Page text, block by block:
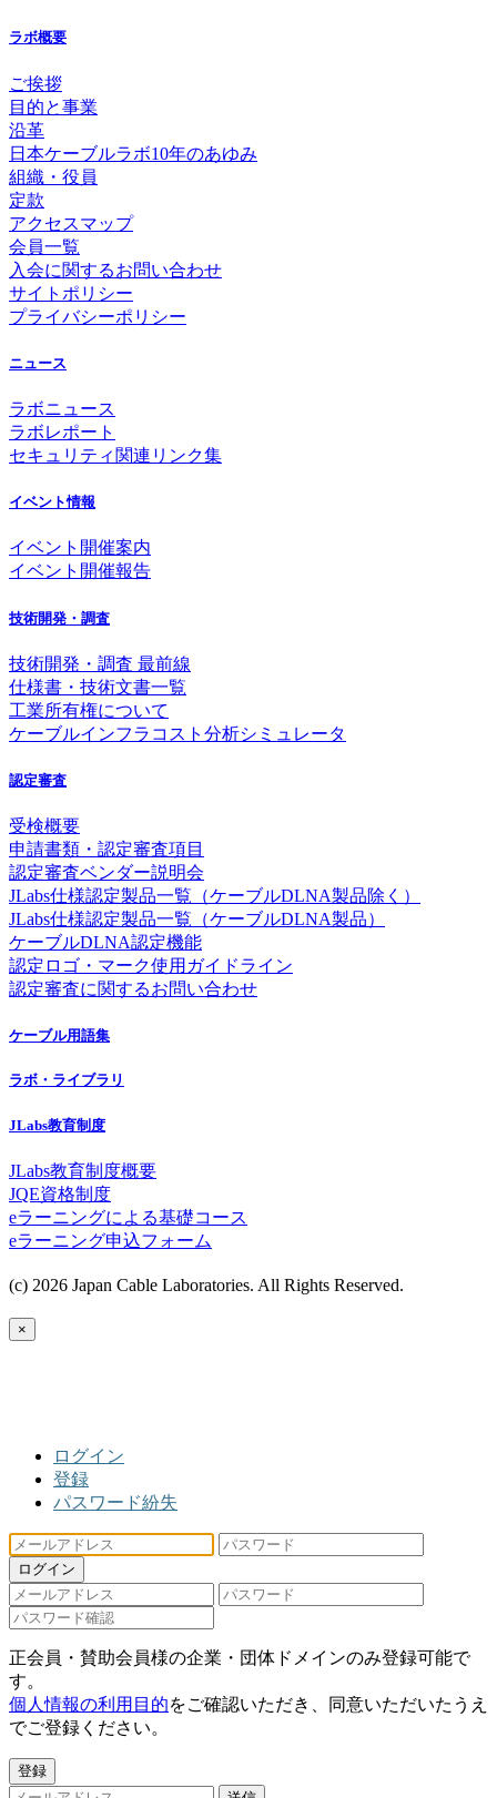
ラボ概要
ご挨拶
目的と事業
沿革
日本ケーブルラボ10年のあゆみ
組織・役員
定款
アクセスマップ
会員一覧
入会に関するお問い合わせ
サイトポリシー
プライバシーポリシー
ニュース
ラボニュース
ラボレポート
セキュリティ関連リンク集
イベント情報
イベント開催案内
イベント開催報告
技術開発・調査
技術開発・調査 最前線
仕様書・技術文書一覧
工業所有権について
ケーブルインフラコスト分析シミュレータ
認定審査
受検概要
申請書類・認定審査項目
認定審査ベンダー説明会
JLabs仕様認定製品一覧（ケーブルDLNA製品除く）
JLabs仕様認定製品一覧（ケーブルDLNA製品）
ケーブルDLNA認定機能
認定ロゴ・マーク使用ガイドライン
認定審査に関するお問い合わせ
ケーブル用語集
ラボ・ライブラリ
JLabs教育制度
JLabs教育制度概要
JQE資格制度
eラーニングによる基礎コース
eラーニング申込フォーム
(c) 2026 Japan Cable Laboratories. All Rights Reserved.
×
ログイン
登録
パスワード紛失
ログイン
正会員・賛助会員様の企業・団体ドメインのみ登録可能で
す。
個人情報の利用目的をご確認いただき、同意いただいたうえ
でご登録ください。
登録